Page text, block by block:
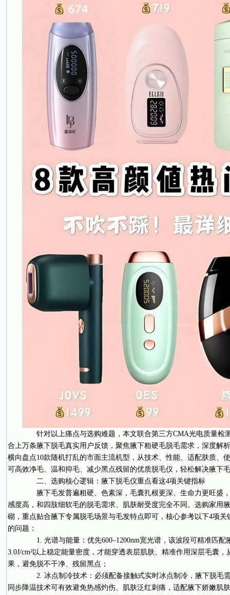
针对以上痛点与选购难题，本文联合第三方CMA光电质量检
合上万条腋下脱毛真实用户反馈，聚焦腋下粗硬毛脱毛需求，深度解
横向盘点10款随机打乱的市面主流机型，从技术、性能、适配肤质、
可高效净毛、温和抑毛、减少黑点残留的优质脱毛仪，轻松解决腋下
二、选购核心逻辑：腋下脱毛仪重点看这4项关键指标
腋下毛发普遍粗硬、色素深，毛囊扎根更深、生命力更旺盛
感度高，和四肢细软毛的脱毛需求、肌肤耐受度完全不同。选购家用
砌，重点贴合腋下专属脱毛场景与毛发特点即可，核心参考以下4项
的问题：
1. 光谱与能量：优先600–1200nm宽光谱，该波段可精准匹配
3.0J/cm²以上稳定能量密度，才能穿透表层肌肤、精准作用深层毛囊
果，避免脱不干净、残留黑点；
2. 冰点制冷技术：必须配备接触式实时冰点制冷，腋下脱毛
同步降温技术可有效避免热感灼伤、肌肤泛红刺痛，适配腋下娇嫩肌